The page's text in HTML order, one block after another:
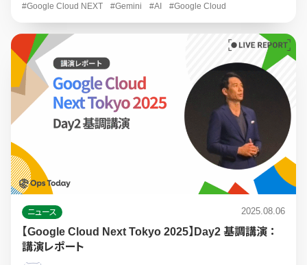
#Google Cloud NEXT #Gemini #AI #Google Cloud
ニュース 2025.08.06
【Google Cloud Next Tokyo 2025】Day2 基調講演 ：
講演レポート